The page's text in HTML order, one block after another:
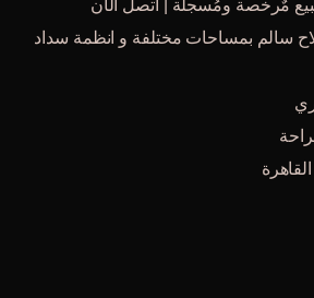
مٌرخصة ومُسجلة | اتصل الآن
سالم بمساحات مختلفة و انظمة سداد